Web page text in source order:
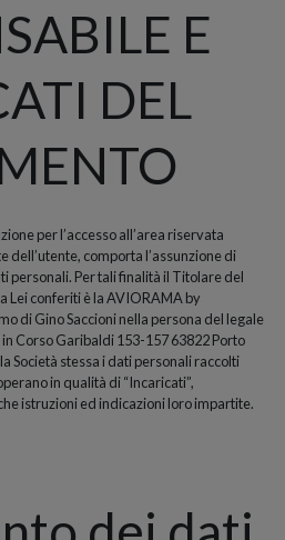
E
DEL
per l’accesso all’area riservata
dell’utente, comporta l’assunzione di
personali. Per tali finalità il Titolare del
Lei conferiti è la AVIORAMA by
di Gino Saccioni nella persona del legale
Corso Garibaldi 153-157 63822 Porto
Società stessa i dati personali raccolti
in qualità di “Incaricati”,
istruzioni ed indicazioni loro impartite.